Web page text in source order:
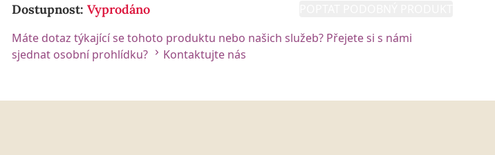
Dostupnost: Vyprodáno
Máte dotaz týkající se tohoto produktu nebo našich služeb? Přejete si s námi
sjednat osobní prohlídku?
Kontaktujte nás